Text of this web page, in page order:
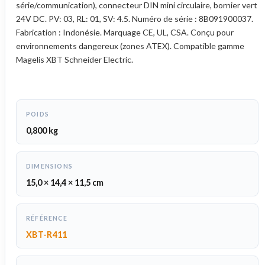
série/communication), connecteur DIN mini circulaire, bornier vert
24V DC. PV: 03, RL: 01, SV: 4.5. Numéro de série : 8B091900037.
Fabrication : Indonésie. Marquage CE, UL, CSA. Conçu pour
environnements dangereux (zones ATEX). Compatible gamme
Magelis XBT Schneider Electric.
POIDS
0,800 kg
DIMENSIONS
15,0 × 14,4 × 11,5 cm
RÉFÉRENCE
XBT-R411